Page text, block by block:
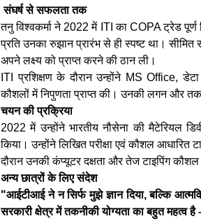
संघर्ष से सफलता तक
तनु विश्वकर्मा ने 2022 में ITI का COPA ट्रेड
प्रति उनका रुझान प्रारंभ से ही स्पष्ट था।
अपने लक्ष्य को प्राप्त करने की ठान ली।
ITI प्रशिक्षण के दौरान उन्होंने MS Office,
कौशलों में निपुणता प्राप्त की। उनकी लगन और
चयन की प्रक्रिया
2022 में उन्होंने भारतीय नौसेना की मैटेरियल
किया। उन्होंने लिखित परीक्षा एवं कौशल आधारित
दौरान उनकी कंप्यूटर दक्षता और तेज टाइपिंग
अन्य छात्रों के लिए संदेश
"आईटीआई ने न सिर्फ मुझे ज्ञान दिया, बल्कि
सरकारी क्षेत्र में तकनीकी योग्यता का बहुत महत्व